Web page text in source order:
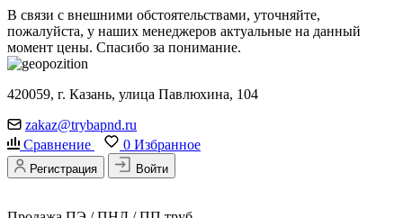
В связи с внешними обстоятельствами, уточняйте,
пожалуйста, у наших менеджеров актуальные на данный
момент цены. Спасибо за понимание.
420059, г. Казань, улица Павлюхина, 104
zakaz@trybapnd.ru
Сравнение
0 Избранное
Регистрация Войти